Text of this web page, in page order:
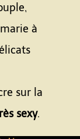
à
sur la
sexy.